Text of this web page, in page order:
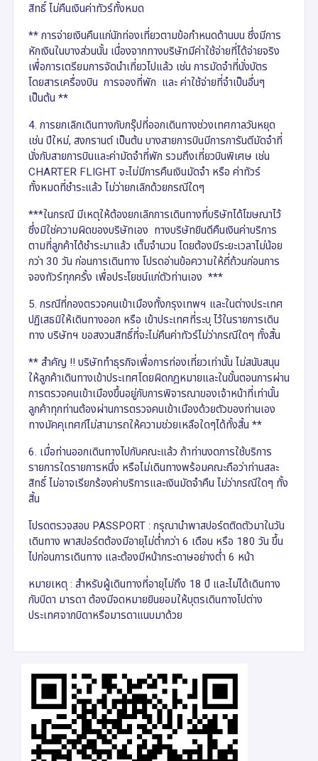
สิทธิ์ ไม่คืนเงินค่าทัวร์ทั้งหมด
** การจ่ายเงินคืนแก่นักท่องเที่ยวตามข้อกำหนดด้านบน ซึ่งมีการ
หักเงินในบางส่วนนั้น เนื่องจากทางบริษัทมีค่าใช้จ่ายที่ได้จ่ายจริง
เพื่อการเตรียมการจัดนำเที่ยวไปแล้ว เช่น การมัดจำที่นั่งบัตร
โดยสารเครื่องบิน การจองที่พัก และ ค่าใช้จ่ายที่จำเป็นอื่นๆ
เป็นต้น **
4. การยกเลิกเดินทางกับกรุ๊ปที่ออกเดินทางช่วงเทศกาลวันหยุด
เช่น ปีใหม่, สงกรานต์ เป็นต้น บางสายการบินมีการการันตีมัดจำที่
นั่งกับสายการบินและค่ามัดจำที่พัก รวมถึงเที่ยวบินพิเศษ เช่น
CHARTER FLIGHT จะไม่มีการคืนเงินมัดจำ หรือ ค่าทัวร์
ทั้งหมดที่ชำระแล้ว ไม่ว่ายกเลิกด้วยกรณีใดๆ
***ในกรณี มีเหตุให้ต้องยกเลิกการเดินทางที่บริษัทได้โฆษณาไว้
ซึ่งมิใช่ความผิดของบริษัทเอง ทางบริษัทยินดีคืนเงินค่าบริการ
ตามที่ลูกค้าได้ชำระมาแล้ว เต็มจำนวน โดยต้องมีระยะเวลาไม่น้อย
กว่า 30 วัน ก่อนการเดินทาง โปรดอ่านข้อความให้ถี่ถ้วนก่อนการ
จองทัวร์ทุกครั้ง เพื่อประโยชน์แก่ตัวท่านเอง ***
5. กรณีที่กองตรวจคนเข้าเมืองทั้งกรุงเทพฯ และในต่างประเทศ
ปฏิเสธมิให้เดินทางออก หรือ เข้าประเทศที่ระบุ ไว้ในรายการเดิน
ทาง บริษัทฯ ขอสงวนสิทธิ์ที่จะไม่คืนค่าทัวร์ไม่ว่ากรณีใดๆ ทั้งสิ้น
** สำคัญ !! บริษัททำธุรกิจเพื่อการท่องเที่ยวเท่านั้น ไม่สนับสนุน
ให้ลูกค้าเดินทางเข้าประเทศโดยผิดกฎหมายและในขั้นตอนการผ่าน
การตรวจคนเข้าเมืองขึ้นอยู่กับการพิจารณาของเจ้าหน้าที่เท่านั้น
ลูกค้าทุกท่านต้องผ่านการตรวจคนเข้าเมืองด้วยตัวของท่านเอง
ทางมัคคุเทศก์ไม่สามารถให้ความช่วยเหลือใดๆได้ทั้งสิ้น **
6. เมื่อท่านออกเดินทางไปกับคณะแล้ว ถ้าท่านงดการใช้บริการ
รายการใดรายการหนึ่ง หรือไม่เดินทางพร้อมคณะถือว่าท่านสละ
สิทธิ์ ไม่อาจเรียกร้องค่าบริการและเงินมัดจำคืน ไม่ว่ากรณีใดๆ ทั้ง
สิ้น
โปรดตรวจสอบ PASSPORT : กรุณานำพาสปอร์ตติดตัวมาในวัน
เดินทาง พาสปอร์ตต้องมีอายุไม่ต่ำกว่า 6 เดือน หรือ 180 วัน ขึ้น
ไปก่อนการเดินทาง และต้องมีหน้ากระดาษอย่างต่ำ 6 หน้า
หมายเหตุ : สำหรับผู้เดินทางที่อายุไม่ถึง 18 ปี และไม่ได้เดินทาง
กับบิดา มารดา ต้องมีจดหมายยินยอมให้บุตรเดินทางไปต่าง
ประเทศจากบิดาหรือมารดาแนบมาด้วย